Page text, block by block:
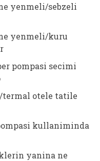
yenmeli/sebzeli
yenmeli/kuru
pompasi secimi
termal otele tatile
kullaniminda
yanina ne